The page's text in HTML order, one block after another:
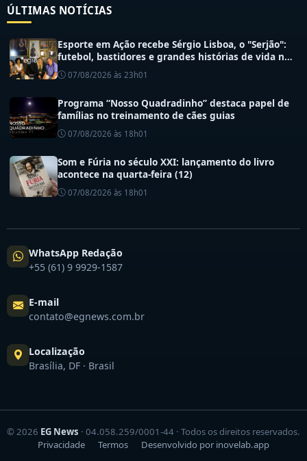
ÚLTIMAS NOTÍCIAS
Esporte em Ação recebe Sérgio Lisboa, o "Serjão":
futebol, bastidores e grandes histórias de vida no
07/08/2026 às 23h01
Programa “Nosso Quadradinho” destaca papel de
famílias no treinamento de cães guias
07/08/2026 às 18h01
Som e Fúria no século XXI: lançamento do livro
acontece na quarta-feira (12)
07/08/2026 às 18h01
WhatsApp Redação
+55 (61) 9 9929-1587
E-mail
contato@egnews.com.br
Localização
Brasília, DF · Brasil
© 2026 EG News · 04.058.259/0001-44 · Todos os direitos reservados.
Privacidade
Termos Desenvolvido por inovelab.app